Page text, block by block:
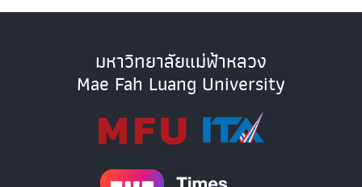
มหาวิทยาลัยแม่ฟ้าหลวง
Mae Fah Luang University